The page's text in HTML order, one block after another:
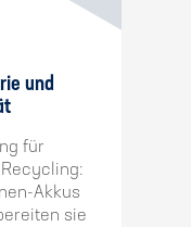
und
für
Akkus
sie